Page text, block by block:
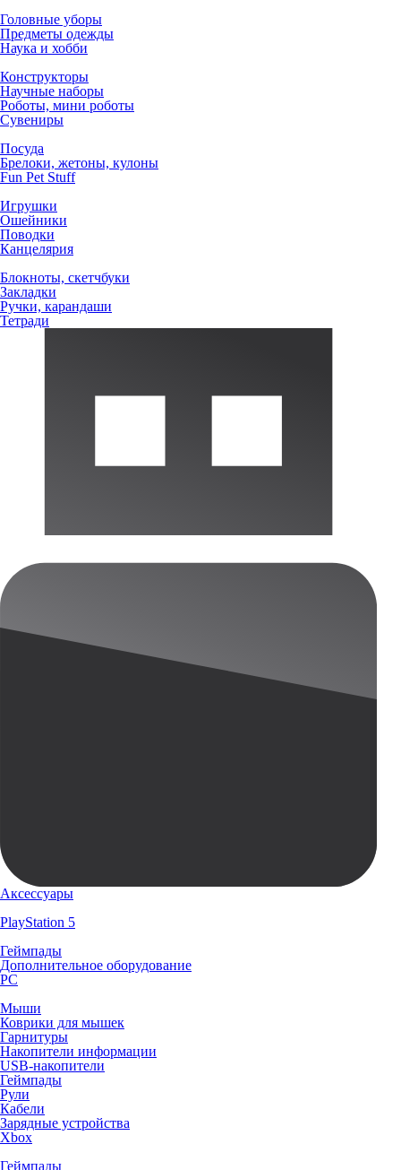
Головные уборы
Предметы одежды
Наука и хобби
Конструкторы
Научные наборы
Роботы, мини роботы
Сувениры
Посуда
Брелоки, жетоны, кулоны
Fun Pet Stuff
Игрушки
Ошейники
Поводки
Канцелярия
Блокноты, скетчбуки
Закладки
Ручки, карандаши
Тетради
Аксессуары
PlayStation 5
Геймпады
Дополнительное оборудование
PC
Мыши
Коврики для мышек
Гарнитуры
Накопители информации
USB-накопители
Геймпады
Рули
Кабели
Зарядные устройства
Xbox
Геймпады